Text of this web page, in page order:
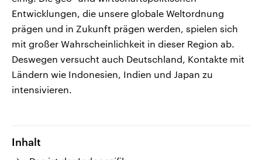
Entwicklungen, die unsere globale Weltordnung
prägen und in Zukunft prägen werden, spielen sich
mit großer Wahrscheinlichkeit in dieser Region ab.
Deswegen versucht auch Deutschland, Kontakte mit
Ländern wie Indonesien, Indien und Japan zu
intensivieren.
Inhalt